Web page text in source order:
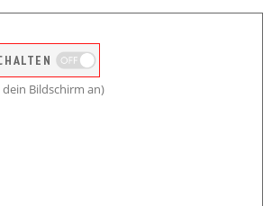
Bildschirm an)